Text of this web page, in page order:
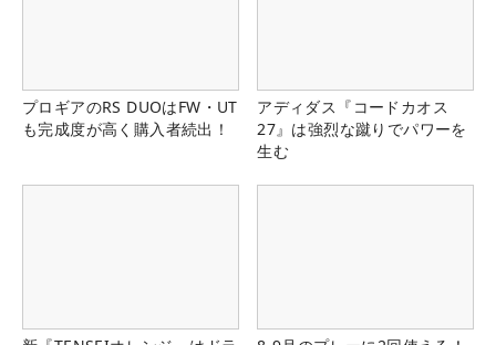
プロギアのRS DUOはFW・UT
も完成度が高く購入者続出！
アディダス『コードカオス
27』は強烈な蹴りでパワーを
生む